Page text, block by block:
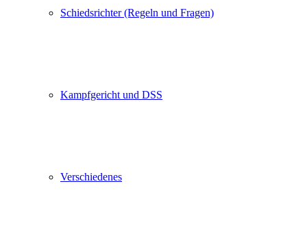
Schiedsrichter (Regeln und Fragen)
Kampfgericht und DSS
Verschiedenes